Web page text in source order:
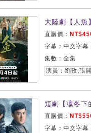
大陸劇【人魚
直購價：
字幕：中文字幕
集數：全集
演員：劉孜,張
短劇【凜冬下
直購價：
字幕：中文字幕